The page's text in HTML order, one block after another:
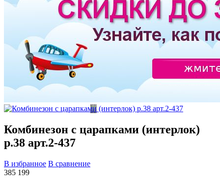
Комбинезон с царапками (интерлок)
р.38 арт.2-437
В избранное В сравнение
385 199